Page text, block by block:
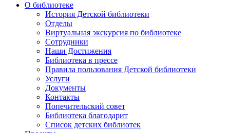
О библиотеке
История Детской библиотеки
Отделы
Виртуальная экскурсия по библиотеке
Сотрудники
Наши Достижения
Библиотека в прессе
Правила пользования Детской библиотеки
Услуги
Документы
Контакты
Попечительский совет
Библиотека благодарит
Список детских библиотек